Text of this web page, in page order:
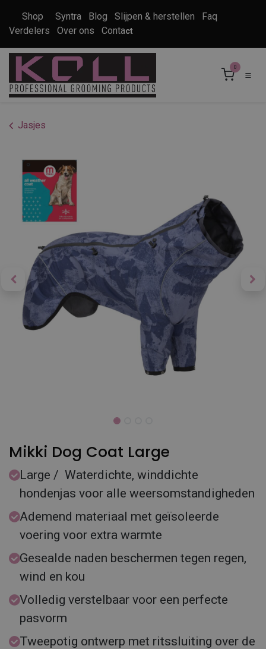
Shop Syntra Blog Slijpen & herstellen
Faq
Verdelers
Over ons Contact
0
Jasjes
Mikki Dog Coat Large
Large / Waterdichte, winddichte
hondenjas voor alle weersomstandigheden
Ademend materiaal met geïsoleerde
voering voor extra warmte
Gesealde naden beschermen tegen regen,
wind en kou
Volledig verstelbaar voor een perfecte
pasvorm
Tweepotig ontwerp met ritssluiting over de